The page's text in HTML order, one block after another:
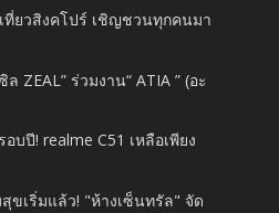
ที่ยวสิงคโปร์ เชิญชวนทุกคนมา
ล ZEAL” ร่วมงาน“ ATIA ” (อะ
บปี! realme C51 เหลือเพียง
ขเริ่มแล้ว! "ห้างเซ็นทรัล" จัด